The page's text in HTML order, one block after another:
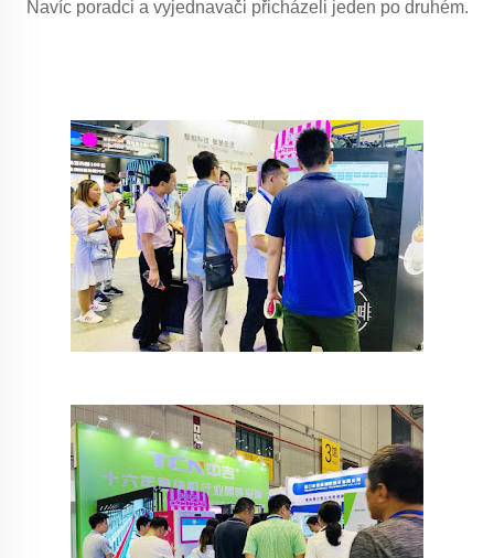
Navíc poradci a vyjednavači přicházeli jeden po druhém.